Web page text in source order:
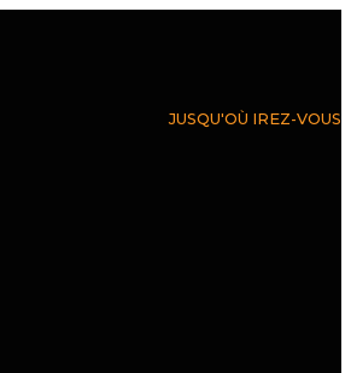
JUSQU'OÙ IREZ-VOUS